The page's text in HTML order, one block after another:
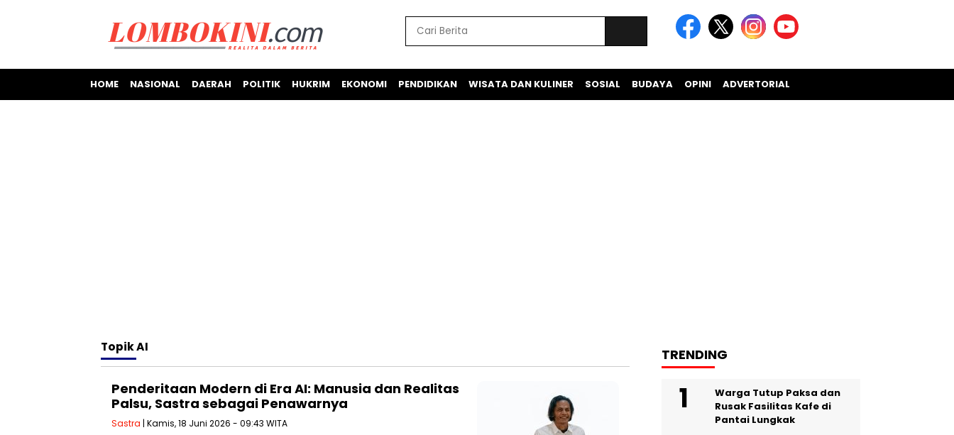
HOME NASIONAL DAERAH POLITIK HUKRIM EKONOMI PENDIDIKAN WISATA DAN KULINER SOSIAL BUDAYA OPINI ADVERTORIAL
TopikAI
Penderitaan Modern di Era AI: Manusia dan Realitas
Palsu, Sastra sebagai Penawarnya
Sastra | Kamis, 18 Juni 2026 - 09:43 WITA
TRENDING
Warga Tutup Paksa dan
Rusak Fasilitas Kafe di
Pantai Lungkak